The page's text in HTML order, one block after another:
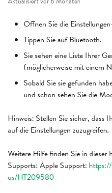
Öffnen Sie die
Tippen Sie auf Bluetooth.
Sie sehen eine Liste Ihrer
(möglicherweise mit einem
Sobald Sie sie gefunden
und schon sehen Sie die
Hinweis: Stellen Sie sicher, dass
auf die Einstellungen zuzugreifen.
Weitere Hilfe finden Sie in dieser
Supports: Apple Support:
us/HT209580